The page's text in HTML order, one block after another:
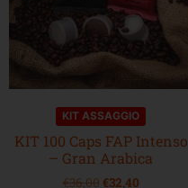
KIT ASSAGGIO
KIT 100 Caps FAP Intenso
– Gran Arabica
€36,00 €32,40